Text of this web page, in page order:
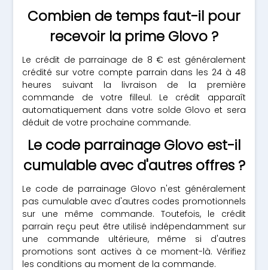
Combien de temps faut-il pour
recevoir la prime Glovo ?
Le crédit de parrainage de 8 € est généralement
crédité sur votre compte parrain dans les 24 à 48
heures suivant la livraison de la première
commande de votre filleul. Le crédit apparaît
automatiquement dans votre solde Glovo et sera
déduit de votre prochaine commande.
Le code parrainage Glovo est-il
cumulable avec d'autres offres ?
Le code de parrainage Glovo n'est généralement
pas cumulable avec d'autres codes promotionnels
sur une même commande. Toutefois, le crédit
parrain reçu peut être utilisé indépendamment sur
une commande ultérieure, même si d'autres
promotions sont actives à ce moment-là. Vérifiez
les conditions au moment de la commande.